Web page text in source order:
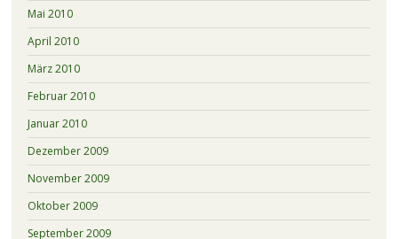
Mai 2010
April 2010
März 2010
Februar 2010
Januar 2010
Dezember 2009
November 2009
Oktober 2009
September 2009